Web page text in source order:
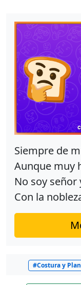
Siempre de
Aunque muy
No soy
Con la
#Costura y